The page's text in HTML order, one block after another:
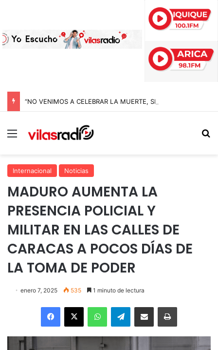
Menú
Internacional Noticias
MADURO AUMENTA LA
PRESENCIA POLICIAL Y
MILITAR EN LAS CALLES DE
CARACAS A POCOS DÍAS DE
LA TOMA DE PODER
enero 7, 2025 535 1 minuto de lectura
Facebook
X WhatsAppTelegramEnviar vía email Imprimir